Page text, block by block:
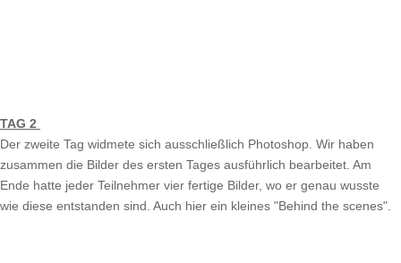
TAG 2
Der zweite Tag widmete sich ausschließlich Photoshop. Wir haben
zusammen die Bilder des ersten Tages ausführlich bearbeitet. Am
Ende hatte jeder Teilnehmer vier fertige Bilder, wo er genau wusste
wie diese entstanden sind. Auch hier ein kleines "Behind the scenes".